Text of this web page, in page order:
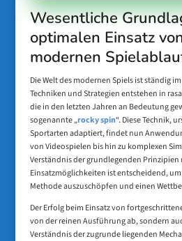
Wesentliche
optimalen Einsatz
modernen
Die Welt des modernen Spiels ist ständig
Techniken und Strategien entstehen in
die in den letzten Jahren an Bedeutung
sogenannte „rocky spin“. Diese Technik,
Sportarten adaptiert, findet nun
von Videospielen bis hin zu komplexen
Verständnis der grundlegenden
Einsatzmöglichkeiten ist entscheidend,
Methode auszuschöpfen und einen
Der Erfolg beim Einsatz von
von der reinen Ausführung ab, sondern
Verständnis der zugrunde liegenden